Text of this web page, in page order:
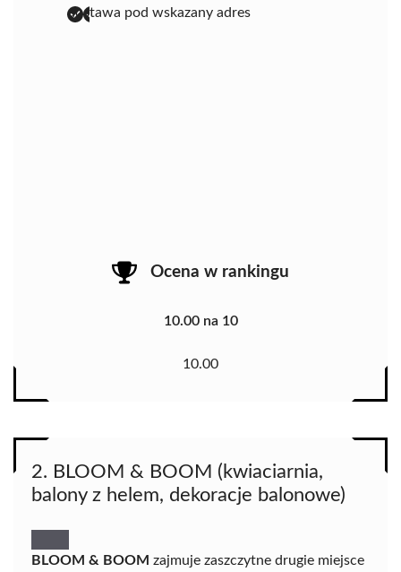
dostawa pod wskazany adres
Ocena w rankingu
10.00 na 10
10.00
2. BLOOM & BOOM (kwiaciarnia,
balony z helem, dekoracje balonowe)
BLOOM & BOOM zajmuje zaszczytne drugie miejsce